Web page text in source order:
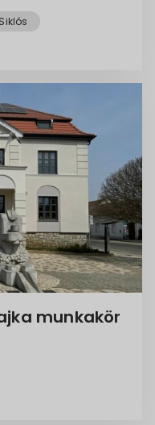
Siklós
munkakör